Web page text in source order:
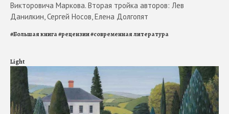
Викторовича Маркова. Вторая тройка авторов: Лев
Данилкин, Сергей Носов, Елена Долгопят
#Большая книга#рецензии#современная литература
Light